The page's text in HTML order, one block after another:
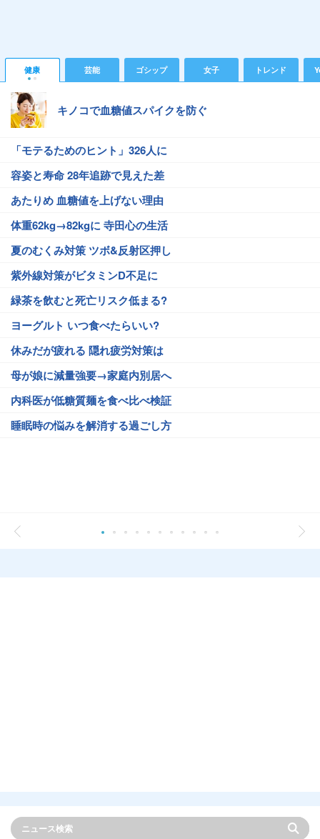
健康 芸能 ゴシップ 女子 トレンド
キノコで血糖値スパイクを防ぐ
「モテるためのヒント」326人に
容姿と寿命 28年追跡で見えた差
あたりめ 血糖値を上げない理由
体重62kg→82kgに 寺田心の生活
夏のむくみ対策 ツボ&反射区押し
紫外線対策がビタミンD不足に
緑茶を飲むと死亡リスク低まる?
ヨーグルト いつ食べたらいい?
休みだが疲れる 隠れ疲労対策は
母が娘に減量強要→家庭内別居へ
内科医が低糖質麺を食べ比べ検証
睡眠時の悩みを解消する過ごし方